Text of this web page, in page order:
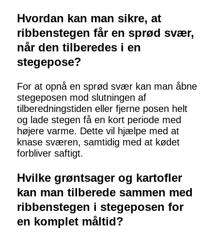
Hvordan kan man sikre, at
ribbenstegen får en sprød svær,
når den tilberedes i en
stegepose?
For at opnå en sprød svær kan man åbne
stegeposen mod slutningen af
tilberedningstiden eller fjerne posen helt
og lade stegen få en kort periode med
højere varme. Dette vil hjælpe med at
knase sværen, samtidig med at kødet
forbliver saftigt.
Hvilke grøntsager og kartofler
kan man tilberede sammen med
ribbenstegen i stegeposen for
en komplet måltid?